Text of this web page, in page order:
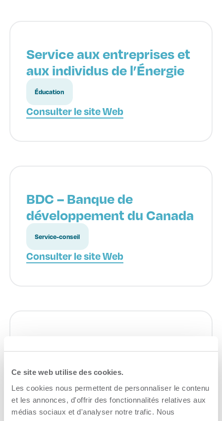
Ce site web utilise des cookies.
Les cookies nous permettent de personnaliser le contenu
et les annonces, d'offrir des fonctionnalités relatives aux
médias sociaux et d'analyser notre trafic. Nous
Service aux entreprises et
aux individus de l’Énergie
Éducation
Consulter le site Web
BDC – Banque de
développement du Canada
Service-conseil
Consulter le site Web
économique
communautaire)
Accompagnement à l'entreprise